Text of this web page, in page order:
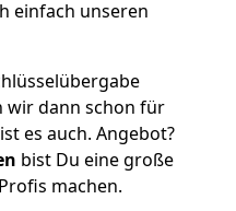
einfach unseren
wir dann schon für
es auch. Angebot?
bist Du eine große
machen.